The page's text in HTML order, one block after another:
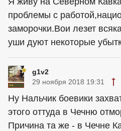
проблемы с
заморочки.Вои лезет
уши дуют некоторые
g1v2
29 ноября 2018 19:31
Ну Нальчик боевики
этого оттуда в Чечню
Причина та же - в Чечне